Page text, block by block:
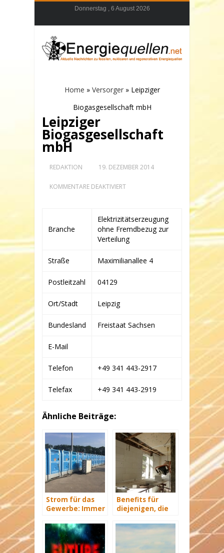
Donnerstag , 6 August 2026
Home » Versorger» Leipziger
Biogasgesellschaft mbH
Leipziger
Biogasgesellschaft
mbH
REDAKTION 19. DEZEMBER 2014
KOMMENTARE DEAKTIVIERTFÜR
Branche
Elektrizitätserzeugung
ohne Fremdbezug zur
Verteilung
Straße Maximilianallee 4
Postleitzahl 04129
Ort/Stadt Leipzig
Bundesland Freistaat Sachsen
E-Mail
Telefon +49 341 443-2917
Telefax +49 341 443-2919
Ähnliche Beiträge:
Strom für das
Gewerbe: Immer
versorgt
Benefits für
diejenigen, die
sanieren